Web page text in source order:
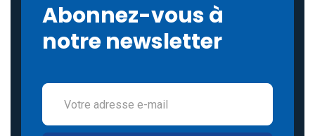
Abonnez-vous à
notre newsletter